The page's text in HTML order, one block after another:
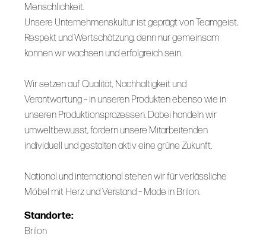
Menschlichkeit.
Unsere Unternehmenskultur ist geprägt von Teamgeist,
Respekt und Wertschätzung, denn nur gemeinsam
können wir wachsen und erfolgreich sein.
Wir setzen auf Qualität, Nachhaltigkeit und
Verantwortung – in unseren Produkten ebenso wie in
unseren Produktionsprozessen. Dabei handeln wir
umweltbewusst, fördern unsere Mitarbeitenden
individuell und gestalten aktiv eine grüne Zukunft.
National und international stehen wir für verlässliche
Möbel mit Herz und Verstand – Made in Brilon.
Standorte:
Brilon